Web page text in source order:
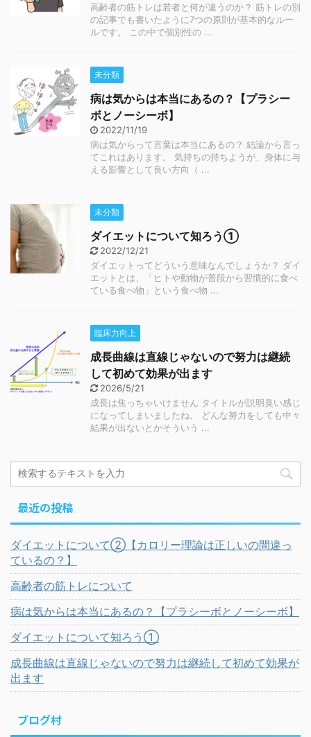
高齢者の筋トレは若者と何が違うのか？ 筋トレの別
の記事でも書いたように7つの原則が基本的なルー
ルです。 この中で個別性の ...
未分類
病は気からは本当にあるの？【プラシー
ボとノーシーボ】
2022/11/19
病は気からって言葉は本当にあるの？ 結論から言っ
てこれはあります。 気持ちの持ちようが、身体に与
える影響として良い方向（ ...
未分類
ダイエットについて知ろう①
2022/12/21
ダイエットってどういう意味なんでしょうか？ ダイ
エットとは、「ヒトや動物が普段から習慣的に食べ
ている食べ物」という食べ物 ...
臨床力向上
成長曲線は直線じゃないので努力は継続
して初めて効果が出ます
2026/5/21
成長は焦っちゃいけません タイトルが説明臭い感じ
になってしまいましたね。 どんな努力をしても中々
結果が出ないとかそういう ...
最近の投稿
ダイエットについて②【カロリー理論は正しいの間違っ
ているの？】
高齢者の筋トレについて
病は気からは本当にあるの？【プラシーボとノーシーボ】
ダイエットについて知ろう①
成長曲線は直線じゃないので努力は継続して初めて効果が
出ます
ブログ村